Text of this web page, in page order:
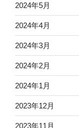
2024年5月
2024年4月
2024年3月
2024年2月
2024年1月
2023年12月
2023年11月